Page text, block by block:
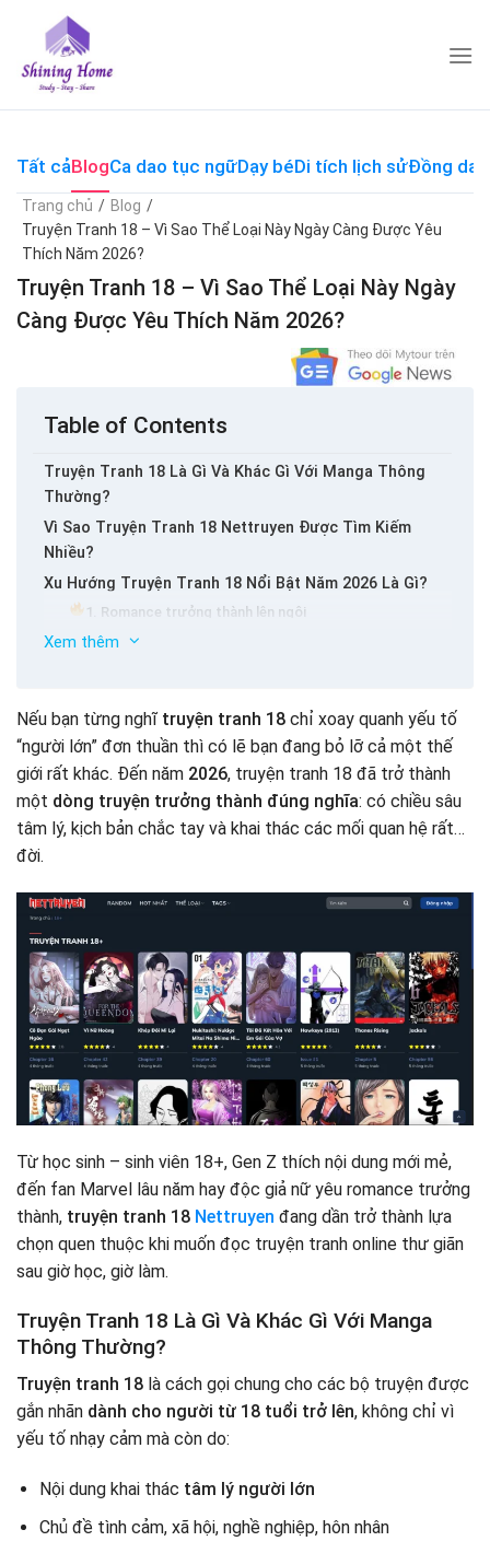
content
Tất cảBlogCa dao tục ngữDạy béDi tích lịch sửĐồng dao
Trang chủ / Blog /
Truyện Tranh 18 – Vì Sao Thể Loại Này Ngày Càng Được Yêu
Thích Năm 2026?
Truyện Tranh 18 – Vì Sao Thể Loại Này Ngày
Càng Được Yêu Thích Năm 2026?
Table of Contents
Truyện Tranh 18 Là Gì Và Khác Gì Với Manga Thông
Thường?
Vì Sao Truyện Tranh 18 Nettruyen Được Tìm Kiếm
Nhiều?
Xu Hướng Truyện Tranh 18 Nổi Bật Năm 2026 Là Gì?
1. Romance trưởng thành lên ngôi
2. Tâm lý – xã hội được đầu tư
Khảo)
Ai Nên Đọc Truyện Tranh 18?
Mẹo Đọc Truyện Tranh 18 Online Không Bị “Ngợp”
Truyện Tranh 18 Có Phải Chỉ Dành Cho Nam?
FAQ – Câu Hỏi Thường Gặp Về Truyện Tranh 18
Xem thêm
Nếu bạn từng nghĩ truyện tranh 18 chỉ xoay quanh yếu tố
“người lớn” đơn thuần thì có lẽ bạn đang bỏ lỡ cả một thế
giới rất khác. Đến năm 2026, truyện tranh 18 đã trở thành
một dòng truyện trưởng thành đúng nghĩa: có chiều sâu
tâm lý, kịch bản chắc tay và khai thác các mối quan hệ rất…
đời.
Từ học sinh – sinh viên 18+, Gen Z thích nội dung mới mẻ,
đến fan Marvel lâu năm hay độc giả nữ yêu romance trưởng
thành, truyện tranh 18 Nettruyen đang dần trở thành lựa
chọn quen thuộc khi muốn đọc truyện tranh online thư giãn
sau giờ học, giờ làm.
Truyện Tranh 18 Là Gì Và Khác Gì Với Manga
Thông Thường?
Truyện tranh 18 là cách gọi chung cho các bộ truyện được
gắn nhãn dành cho người từ 18 tuổi trở lên, không chỉ vì
yếu tố nhạy cảm mà còn do:
Nội dung khai thác tâm lý người lớn
Chủ đề tình cảm, xã hội, nghề nghiệp, hôn nhân